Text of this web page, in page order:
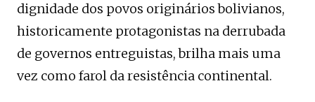
dignidade dos povos originários bolivianos,
historicamente protagonistas na derrubada
de governos entreguistas, brilha mais uma
vez como farol da resistência continental.